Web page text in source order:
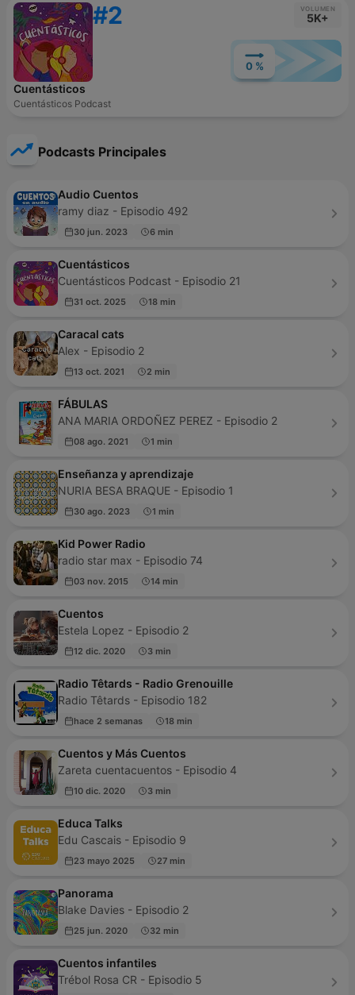
#2 VOLUMEN
5K+
0 %
Cuentásticos
Cuentásticos Podcast
Podcasts Principales
Audio Cuentos
ramy diaz - Episodio 492
30 jun. 2023 6 min
Cuentásticos
Cuentásticos Podcast - Episodio 21
31 oct. 2025 18 min
Caracal cats
Alex - Episodio 2
13 oct. 2021 2 min
FÁBULAS
ANA MARIA ORDOÑEZ PEREZ - Episodio 2
08 ago. 2021 1 min
Enseñanza y aprendizaje
NURIA BESA BRAQUE - Episodio 1
30 ago. 2023 1 min
Kid Power Radio
radio star max - Episodio 74
03 nov. 2015 14 min
Cuentos
Estela Lopez - Episodio 2
12 dic. 2020 3 min
Radio Têtards - Radio Grenouille
Radio Têtards - Episodio 182
hace 2 semanas 18 min
Cuentos y Más Cuentos
Zareta cuentacuentos - Episodio 4
10 dic. 2020 3 min
Educa Talks
Edu Cascais - Episodio 9
23 mayo 2025 27 min
Panorama
Blake Davies - Episodio 2
25 jun. 2020 32 min
Cuentos infantiles
Trébol Rosa CR - Episodio 5